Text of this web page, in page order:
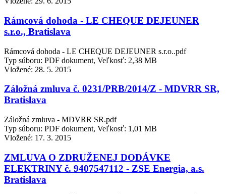
Rámcová dohoda - LE CHEQUE DEJEUNER
s.r.o., Bratislava
Rámcová dohoda - LE CHEQUE DEJEUNER s.r.o..pdf
Typ súboru: PDF dokument, Veľkosť: 2,38 MB
Vložené: 28. 5. 2015
Záložná zmluva č. 0231/PRB/2014/Z - MDVRR SR,
Bratislava
Záložná zmluva - MDVRR SR.pdf
Typ súboru: PDF dokument, Veľkosť: 1,01 MB
Vložené: 17. 3. 2015
ZMLUVA O ZDRUŽENEJ DODÁVKE
ELEKTRINY č. 9407547112 - ZSE Energia, a.s.
Bratislava